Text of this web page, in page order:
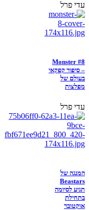
עדי פרל
Monster #8
– סיפור קפקאי
בעולם של
מפלצות
עדי פרל
המנגה של
Beastars
תגיע לסיומה
בתחילת
אוקטובר